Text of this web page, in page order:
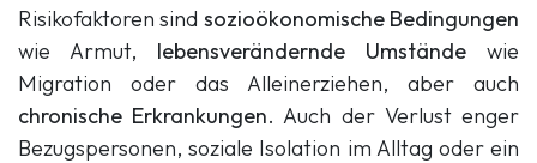
Risikofaktoren sind sozioökonomische Bedingungen
wie Armut, lebensverändernde Umstände wie
Migration oder das Alleinerziehen, aber auch
chronische Erkrankungen. Auch der Verlust enger
Bezugspersonen, soziale Isolation im Alltag oder ein